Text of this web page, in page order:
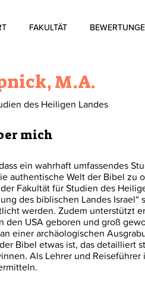
FAKULTÄT
M.A.
des Heiligen Landes
mich
ein wahrhaft umfassendes
authentische Welt der Bibel zu
Fakultät für Studien des
des biblischen Landes
werden. Zudem unterstützt
den USA geboren und groß
einer archäologischen
Bibel etwas ist, das detailliert
Als Lehrer und